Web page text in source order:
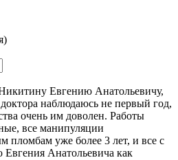
Евгению Анатольевичу,
наблюдаюсь не первый год,
очень им доволен. Работы
все манипуляции
пломбам уже более 3 лет, и все с
Анатольевича как